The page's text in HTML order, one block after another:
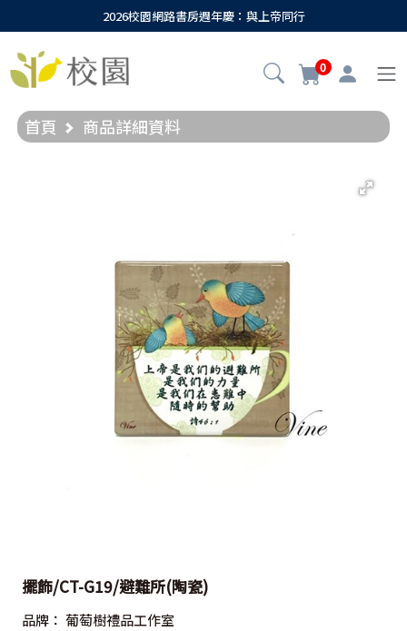
2026校園網路書房週年慶：與上帝同行
0
首頁 商品詳細資料
擺飾/CT-G19/避難所(陶瓷)
品牌： 葡萄樹禮品工作室